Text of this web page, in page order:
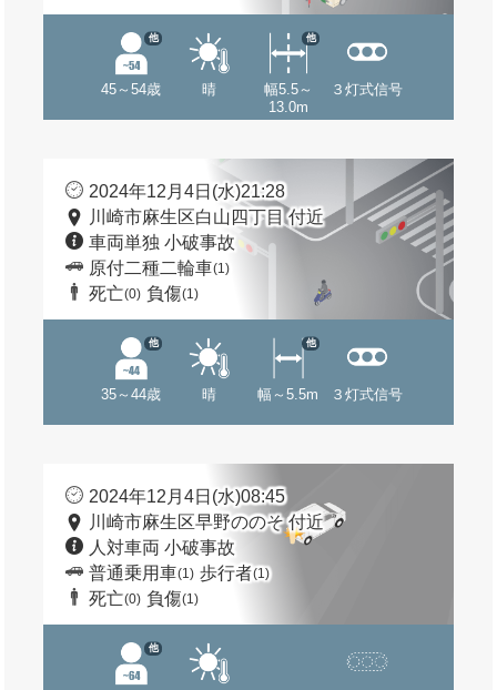
45～54歳
他
晴
幅5.5～
13.0m
他
３灯式信号
2024年12月4日(水)21:28
川崎市麻生区白山四丁目 付近
車両単独 小破事故
原付二種二輪車(1)
死亡(0) 負傷(1)
35～44歳
他
晴 幅～5.5m
他
３灯式信号
2024年12月4日(水)08:45
川崎市麻生区早野ののそ 付近
人対車両 小破事故
普通乗用車(1) 歩行者(1)
死亡(0) 負傷(1)
他